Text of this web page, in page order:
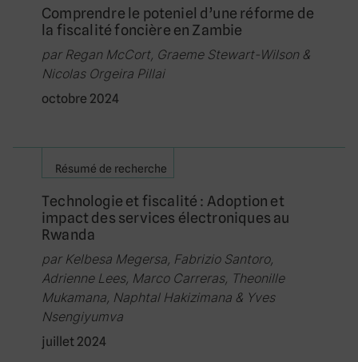
Comprendre le poteniel d’une réforme de
la fiscalité foncière en Zambie
par Regan McCort, Graeme Stewart-Wilson &
Nicolas Orgeira Pillai
octobre 2024
Résumé de recherche
Technologie et fiscalité : Adoption et
impact des services électroniques au
Rwanda
par Kelbesa Megersa, Fabrizio Santoro,
Adrienne Lees, Marco Carreras, Theonille
Mukamana, Naphtal Hakizimana & Yves
Nsengiyumva
juillet 2024